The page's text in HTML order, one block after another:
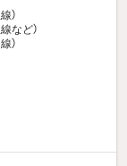
）
など）
）